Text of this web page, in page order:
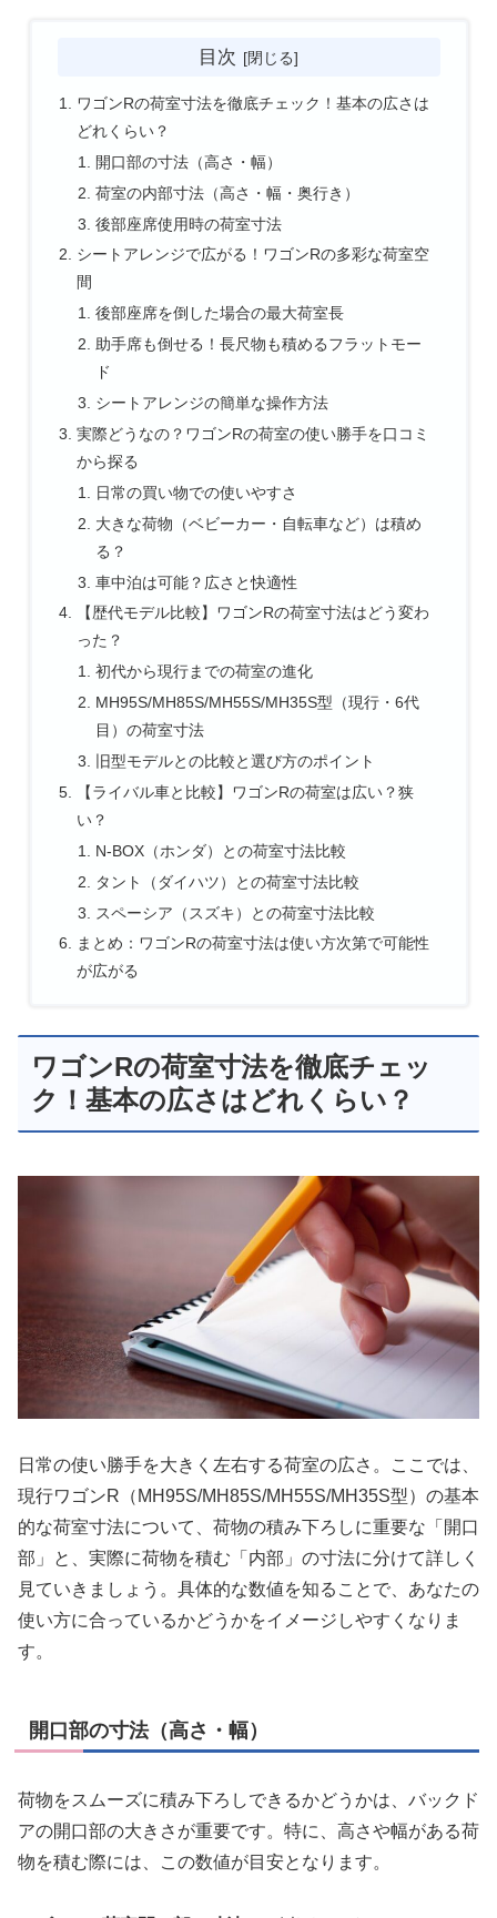
目次
ワゴンRの荷室寸法を徹底チェック！基本の広さは
どれくらい？
開口部の寸法（高さ・幅）
荷室の内部寸法（高さ・幅・奥行き）
後部座席使用時の荷室寸法
シートアレンジで広がる！ワゴンRの多彩な荷室空
間
後部座席を倒した場合の最大荷室長
助手席も倒せる！長尺物も積めるフラットモー
ド
シートアレンジの簡単な操作方法
実際どうなの？ワゴンRの荷室の使い勝手を口コミ
から探る
日常の買い物での使いやすさ
大きな荷物（ベビーカー・自転車など）は積め
る？
車中泊は可能？広さと快適性
【歴代モデル比較】ワゴンRの荷室寸法はどう変わ
った？
初代から現行までの荷室の進化
MH95S/MH85S/MH55S/MH35S型（現行・6代
目）の荷室寸法
旧型モデルとの比較と選び方のポイント
【ライバル車と比較】ワゴンRの荷室は広い？狭
い？
N-BOX（ホンダ）との荷室寸法比較
タント（ダイハツ）との荷室寸法比較
スペーシア（スズキ）との荷室寸法比較
まとめ：ワゴンRの荷室寸法は使い方次第で可能性
が広がる
ワゴンRの荷室寸法を徹底チェッ
ク！基本の広さはどれくらい？
日常の使い勝手を大きく左右する荷室の広さ。ここでは、
現行ワゴンR（MH95S/MH85S/MH55S/MH35S型）の基本
的な荷室寸法について、荷物の積み下ろしに重要な「開口
部」と、実際に荷物を積む「内部」の寸法に分けて詳しく
見ていきましょう。具体的な数値を知ることで、あなたの
使い方に合っているかどうかをイメージしやすくなりま
す。
開口部の寸法（高さ・幅）
荷物をスムーズに積み下ろしできるかどうかは、バックド
アの開口部の大きさが重要です。特に、高さや幅がある荷
物を積む際には、この数値が目安となります。